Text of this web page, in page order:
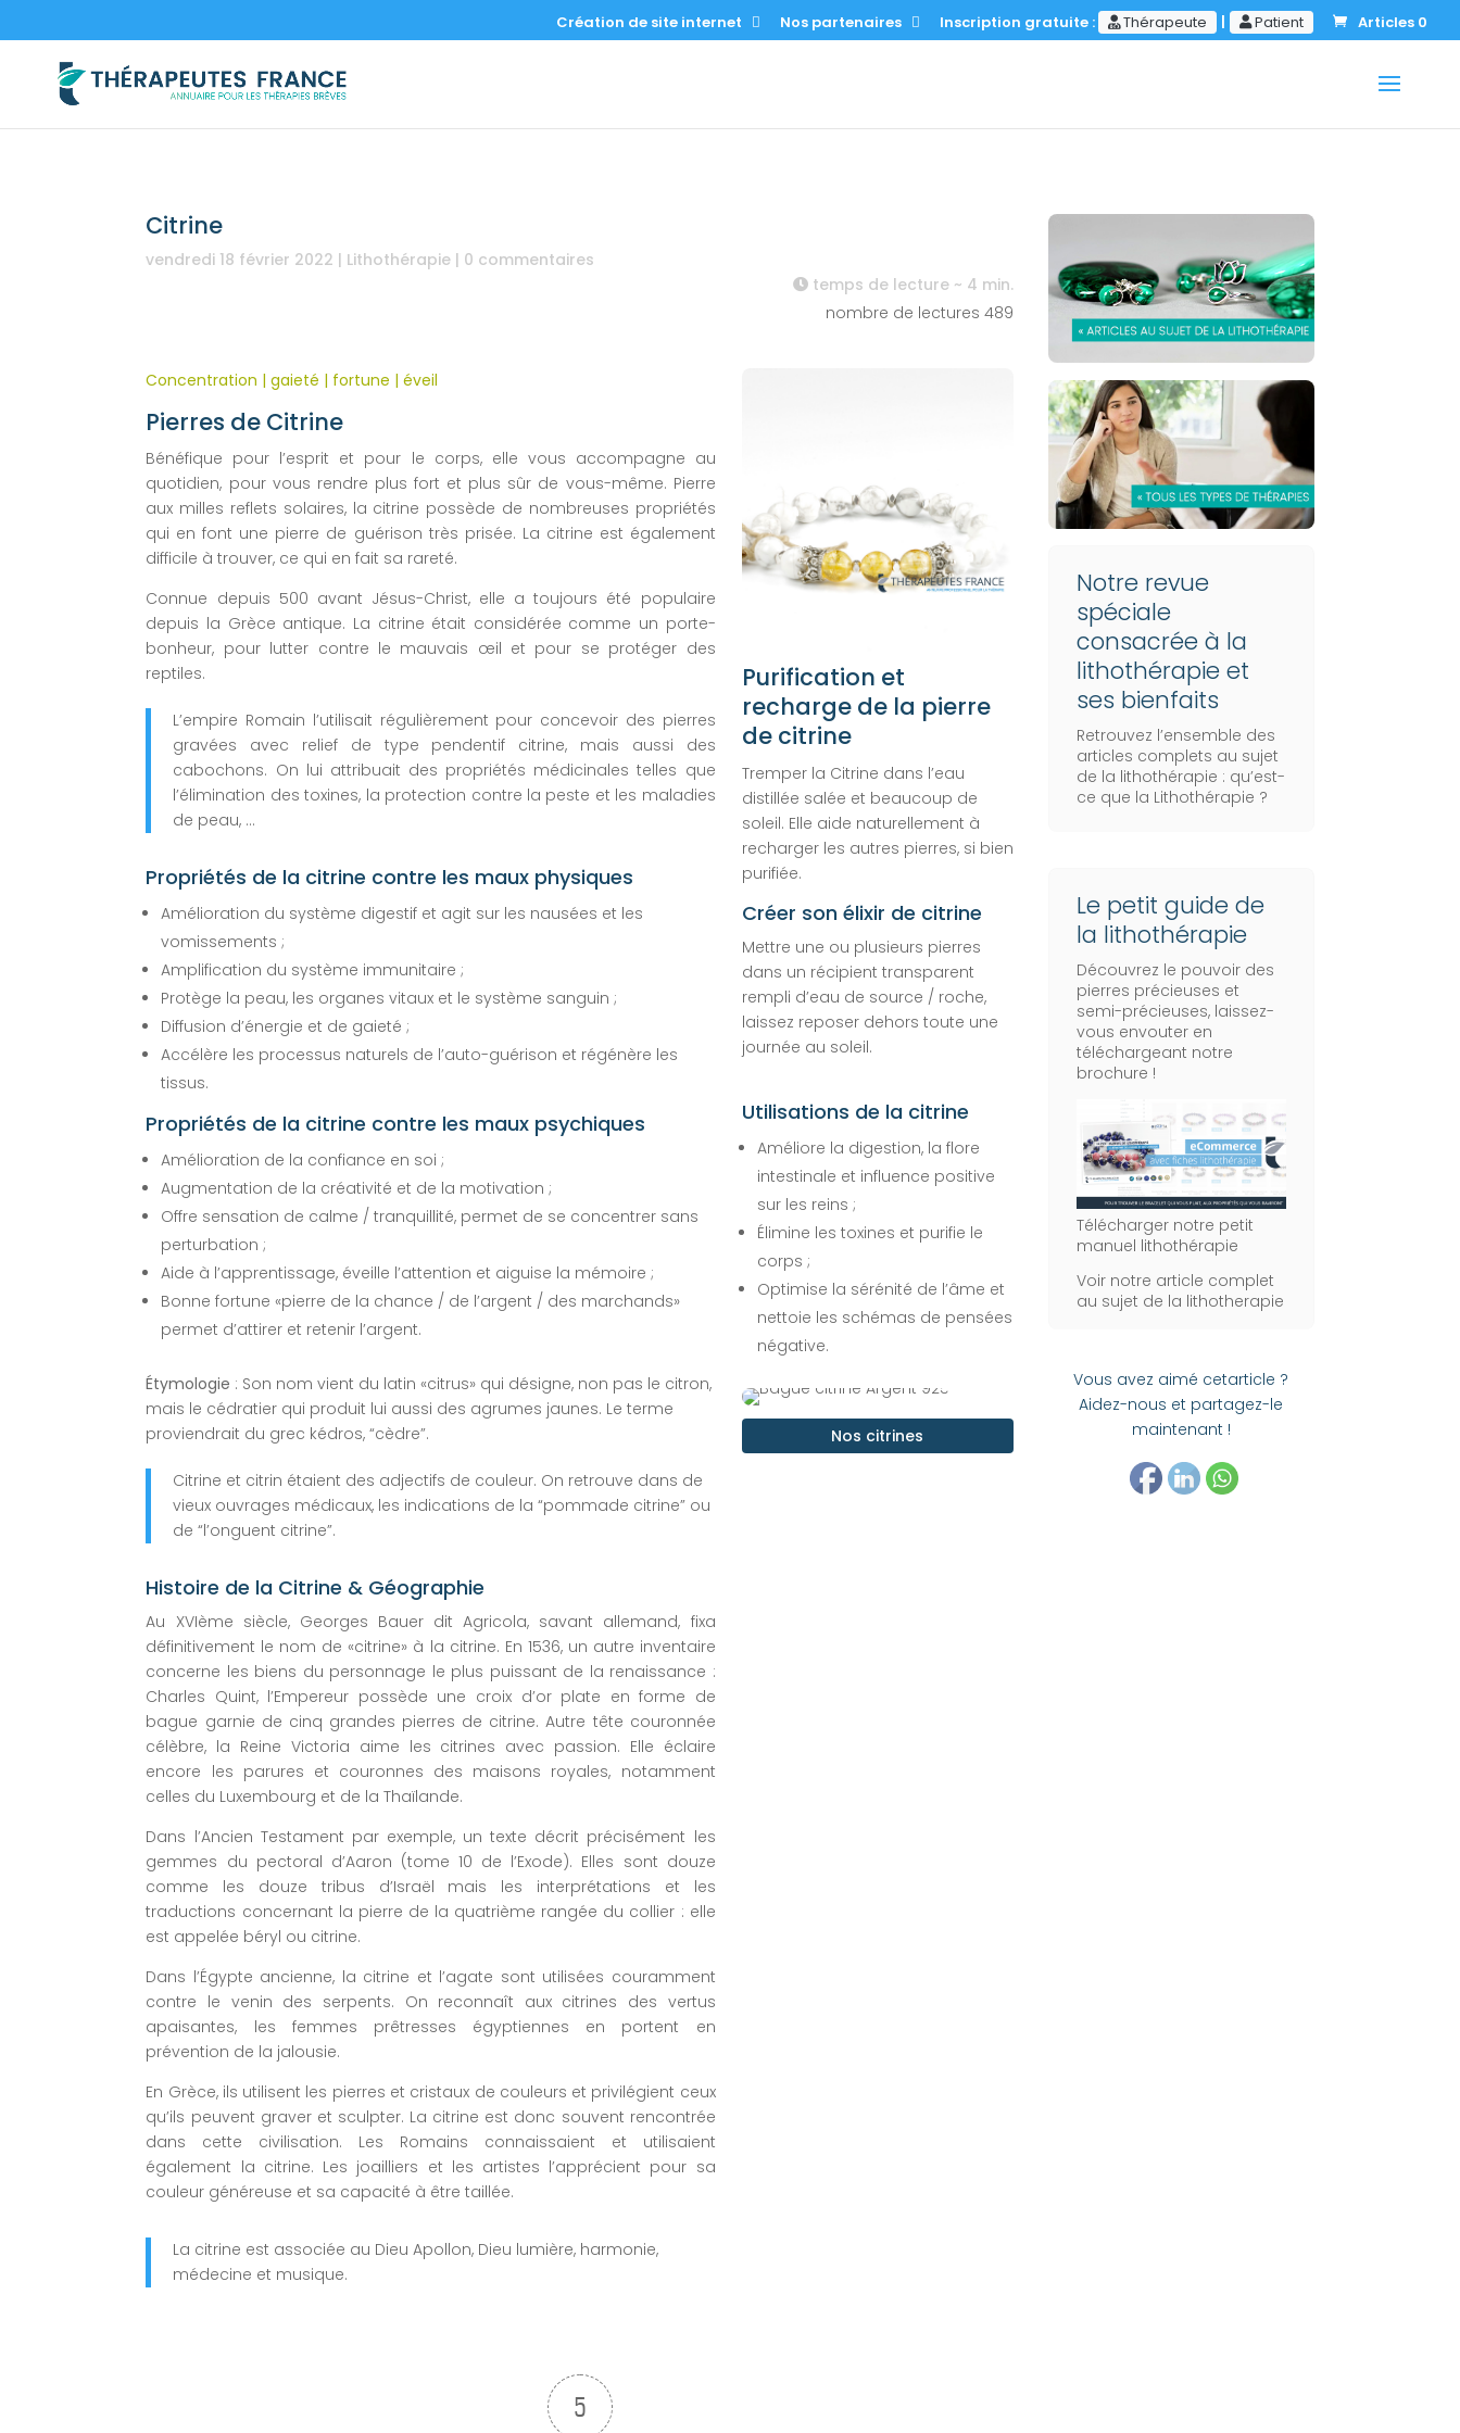
Création de site internet Nos partenaires Inscription gratuite : Thérapeute | Patient Articles 0
Citrine
vendredi 18 février 2022 | Lithothérapie | 0 commentaires
temps de lecture ~ 4 min.
nombre de lectures 489
Concentration | gaieté | fortune | éveil
Pierres de Citrine
Bénéfique pour l’esprit et pour le corps, elle vous accompagne au
quotidien, pour vous rendre plus fort et plus sûr de vous-même. Pierre
aux milles reflets solaires, la citrine possède de nombreuses propriétés
qui en font une pierre de guérison très prisée. La citrine est également
difficile à trouver, ce qui en fait sa rareté.
Connue depuis 500 avant Jésus-Christ, elle a toujours été populaire
depuis la Grèce antique. La citrine était considérée comme un porte-
bonheur, pour lutter contre le mauvais œil et pour se protéger des
reptiles.
L’empire Romain l’utilisait régulièrement pour concevoir des pierres
gravées avec relief de type pendentif citrine, mais aussi des
cabochons. On lui attribuait des propriétés médicinales telles que
l’élimination des toxines, la protection contre la peste et les maladies
de peau, …
Propriétés de la citrine contre les maux physiques
Amélioration du système digestif et agit sur les nausées et les
vomissements ;
Amplification du système immunitaire ;
Protège la peau, les organes vitaux et le système sanguin ;
Diffusion d’énergie et de gaieté ;
Accélère les processus naturels de l’auto-guérison et régénère les
tissus.
Propriétés de la citrine contre les maux psychiques
Amélioration de la confiance en soi ;
Augmentation de la créativité et de la motivation ;
Offre sensation de calme / tranquillité, permet de se concentrer sans
perturbation ;
Aide à l’apprentissage, éveille l’attention et aiguise la mémoire ;
Bonne fortune «pierre de la chance / de l’argent / des marchands»
permet d’attirer et retenir l’argent.
Étymologie : Son nom vient du latin «citrus» qui désigne, non pas le citron,
mais le cédratier qui produit lui aussi des agrumes jaunes. Le terme
proviendrait du grec kédros, “cèdre”.
Citrine et citrin étaient des adjectifs de couleur. On retrouve dans de
vieux ouvrages médicaux, les indications de la “pommade citrine” ou
de “l’onguent citrine”.
Histoire de la Citrine & Géographie
Au XVIème siècle, Georges Bauer dit Agricola, savant allemand, fixa
définitivement le nom de «citrine» à la citrine. En 1536, un autre inventaire
concerne les biens du personnage le plus puissant de la renaissance :
Charles Quint, l’Empereur possède une croix d’or plate en forme de
bague garnie de cinq grandes pierres de citrine. Autre tête couronnée
célèbre, la Reine Victoria aime les citrines avec passion. Elle éclaire
encore les parures et couronnes des maisons royales, notamment
celles du Luxembourg et de la Thaïlande.
Dans l’Ancien Testament par exemple, un texte décrit précisément les
gemmes du pectoral d’Aaron (tome 10 de l’Exode). Elles sont douze
comme les douze tribus d’Israël mais les interprétations et les
traductions concernant la pierre de la quatrième rangée du collier : elle
est appelée béryl ou citrine.
Dans l’Égypte ancienne, la citrine et l’agate sont utilisées couramment
contre le venin des serpents. On reconnaît aux citrines des vertus
apaisantes, les femmes prêtresses égyptiennes en portent en
prévention de la jalousie.
En Grèce, ils utilisent les pierres et cristaux de couleurs et privilégient ceux
qu’ils peuvent graver et sculpter. La citrine est donc souvent rencontrée
dans cette civilisation. Les Romains connaissaient et utilisaient
également la citrine. Les joailliers et les artistes l’apprécient pour sa
couleur généreuse et sa capacité à être taillée.
La citrine est associée au Dieu Apollon, Dieu lumière, harmonie,
médecine et musique.
Purification et
recharge de la pierre
de citrine
Tremper la Citrine dans l’eau
distillée salée et beaucoup de
soleil. Elle aide naturellement à
recharger les autres pierres, si bien
purifiée.
Créer son élixir de citrine
Mettre une ou plusieurs pierres
dans un récipient transparent
rempli d’eau de source / roche,
laissez reposer dehors toute une
journée au soleil.
Utilisations de la citrine
Améliore la digestion, la flore
intestinale et influence positive
sur les reins ;
Élimine les toxines et purifie le
corps ;
Optimise la sérénité de l’âme et
nettoie les schémas de pensées
négative.
Nos citrines
5
Notre revue
spéciale
consacrée à la
lithothérapie et
ses bienfaits
Retrouvez l’ensemble des
articles complets au sujet
de la lithothérapie : qu’est-
ce que la Lithothérapie ?
Le petit guide de
la lithothérapie
Découvrez le pouvoir des
pierres précieuses et
semi-précieuses, laissez-
vous envouter en
téléchargeant notre
brochure !
Télécharger notre petit
manuel lithothérapie
Voir notre article complet
au sujet de la lithotherapie
Vous avez aimé cetarticle ?
Aidez-nous et partagez-le
maintenant !